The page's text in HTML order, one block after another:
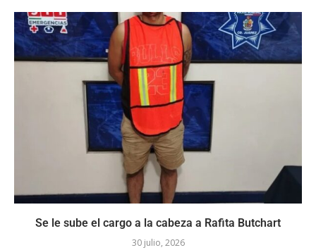
Se le sube el cargo a la cabeza a Rafita Butchart
30 julio, 2026